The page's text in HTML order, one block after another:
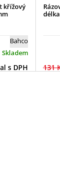
křížový
Bahco
Skladem
s DPH 131